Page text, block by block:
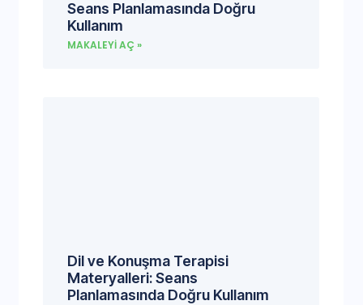
Seans Planlamasında Doğru
Kullanım
MAKALEYI AÇ »
Dil ve Konuşma Terapisi
Materyalleri: Seans
Planlamasında Doğru Kullanım